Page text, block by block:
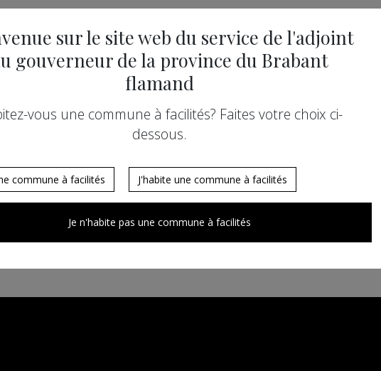
Mission
sur le site web du service de l'adjoint
gouverneur de la province du Brabant
flamand
vous une commune à facilités? Faites votre choix ci-
dessous.
commune à facilités J'habite une commune à facilités
Je n'habite pas une commune à facilités